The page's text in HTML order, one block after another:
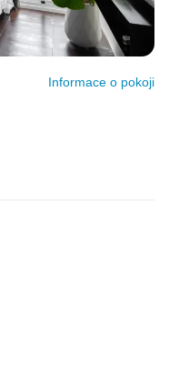
Informace o pokoji